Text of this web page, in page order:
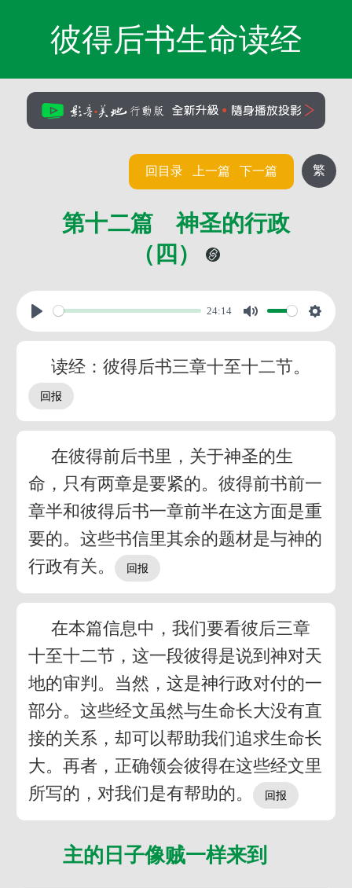
彼得后书生命读经
繁
回目录 上一篇 下一篇
第十二篇 神圣的行政
（四）
24:14
读经：彼得后书三章十至十二节。
在彼得前后书里，关于神圣的生
命，只有两章是要紧的。彼得前书前一
章半和彼得后书一章前半在这方面是重
要的。这些书信里其余的题材是与神的
行政有关。
在本篇信息中，我们要看彼后三章
十至十二节，这一段彼得是说到神对天
地的审判。当然，这是神行政对付的一
部分。这些经文虽然与生命长大没有直
接的关系，却可以帮助我们追求生命长
大。再者，正确领会彼得在这些经文里
所写的，对我们是有帮助的。
主的日子像贼一样来到